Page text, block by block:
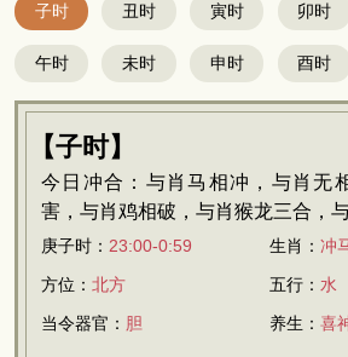
子时 丑时 寅时 卯时
午时 未时 申时 酉时
【子时】
今日冲合：与肖马相冲，与肖无
害，与肖鸡相破，与肖猴龙三合，
庚子时： 23:00-0:59 生肖： 冲
方位： 北方 五行： 水
当令器官： 胆 养生： 喜